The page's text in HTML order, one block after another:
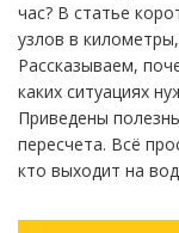
час? В статье
узлов в
Рассказываем,
каких ситуациях
Приведены
пересчета. Всё
кто выходит на